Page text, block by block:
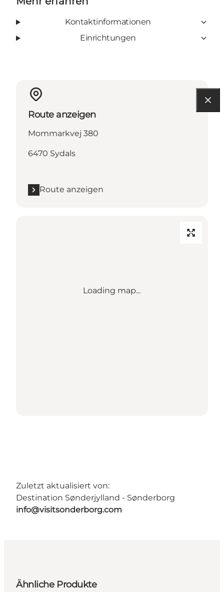
Kontaktinformationen
Einrichtungen
Route anzeigen
Mommarkvej 380
6470 Sydals
Route anzeigen
Loading map...
Zuletzt aktualisiert von:
Destination Sønderjylland - Sønderborg
info@visitsonderborg.com
Ähnliche Produkte